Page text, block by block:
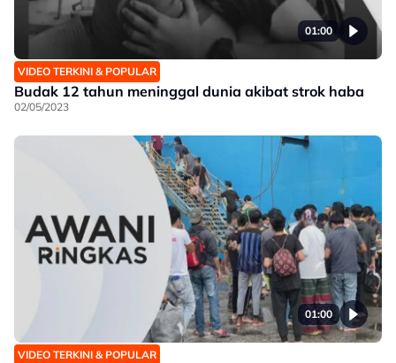
01:00
VIDEO TERKINI & POPULAR
Budak 12 tahun meninggal dunia akibat strok haba
02/05/2023
01:00
VIDEO TERKINI & POPULAR